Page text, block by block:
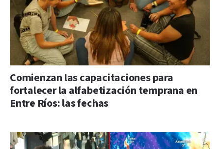
Comienzan las capacitaciones para
fortalecer la alfabetización temprana en
Entre Ríos: las fechas